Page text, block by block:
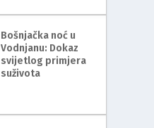
Bošnjačka noć u
Vodnjanu: Dokaz
svijetlog primjera
suživota